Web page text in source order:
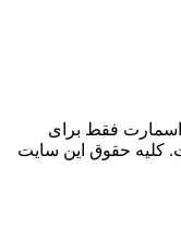
اسمارت فقط برای
کليه حقوق اين سايت